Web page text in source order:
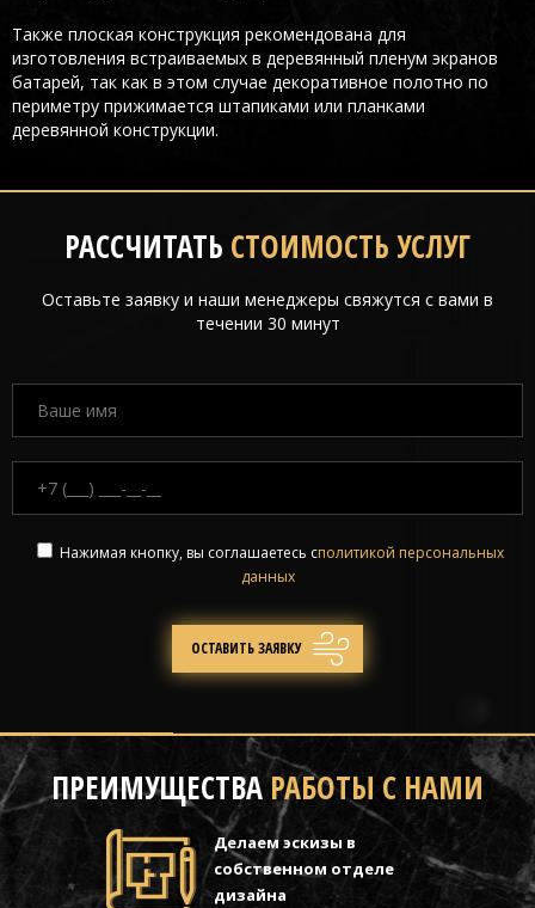
Также плоская конструкция рекомендована для
изготовления встраиваемых в деревянный пленум экранов
батарей, так как в этом случае декоративное полотно по
периметру прижимается штапиками или планками
деревянной конструкции.
РАССЧИТАТЬ СТОИМОСТЬ УСЛУГ
Оставьте заявку и наши менеджеры свяжутся с вами в
течении 30 минут
Нажимая кнопку, вы соглашаетесь сполитикой персональных
данных
ПРЕИМУЩЕСТВАРАБОТЫ С НАМИ
Делаем эскизы в
собственном отделе
дизайна